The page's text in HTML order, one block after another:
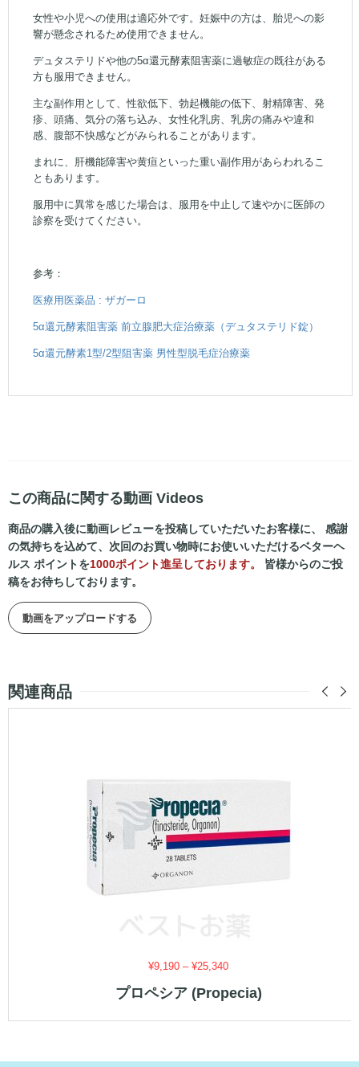
女性や小児への使用は適応外です。妊娠中の方は、胎児への影
響が懸念されるため使用できません。
デュタステリドや他の5α還元酵素阻害薬に過敏症の既往がある
方も服用できません。
主な副作用として、性欲低下、勃起機能の低下、射精障害、発
疹、頭痛、気分の落ち込み、女性化乳房、乳房の痛みや違和
感、腹部不快感などがみられることがあります。
まれに、肝機能障害や黄疸といった重い副作用があらわれるこ
ともあります。
服用中に異常を感じた場合は、服用を中止して速やかに医師の
診察を受けてください。
参考：
医療用医薬品 : ザガーロ
5α還元酵素阻害薬 前立腺肥大症治療薬（デュタステリド錠）
5α還元酵素1型/2型阻害薬 男性型脱毛症治療薬
この商品に関する動画 Videos
商品の購入後に動画レビューを投稿していただいたお客様に、 感謝
の気持ちを込めて、次回のお買い物時にお使いいただけるベターヘ
ルス ポイントを1000ポイント進呈しております。
皆様からのご投
稿をお待ちしております。
動画をアップロードする
関連商品
¥9,190 –¥25,340価
帯:
プロペシア (Propecia)